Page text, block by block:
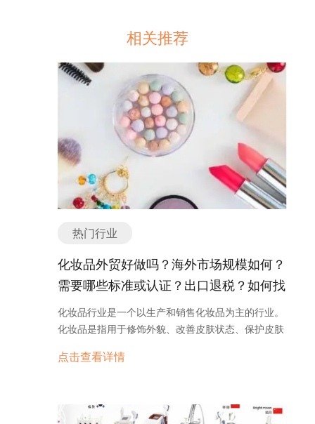
相关推荐
热门行业
化妆品外贸好做吗？海外市场规模如何？
需要哪些标准或认证？出口退税？如何找
分销商或客户？
化妆品行业是一个以生产和销售化妆品为主的行业。
化妆品是指用于修饰外貌、改善皮肤状态、保护皮肤
们对外貌和形象的重视，化妆品行业在过去几十年中
来制作化妆品，用于美化面部和身体。随着科技的进
点击查看详情